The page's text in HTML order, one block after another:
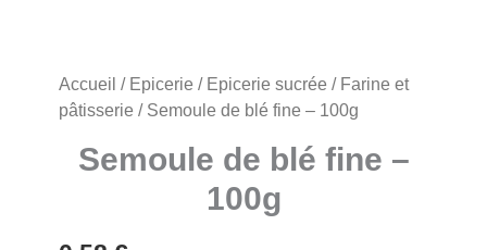
Accueil / Epicerie / Epicerie sucrée / Farine et
pâtisserie / Semoule de blé fine – 100g
Semoule de blé fine –
100g